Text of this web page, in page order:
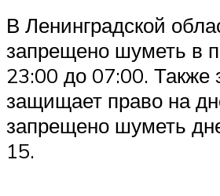
В Ленинградской
запрещено шуметь в
23:00 до 07:00. Также
защищает право на
запрещено шуметь
15.